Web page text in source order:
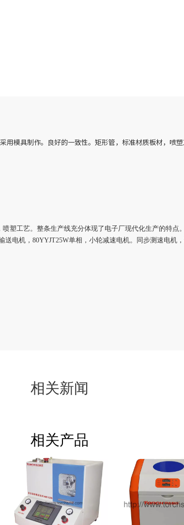
用模具制作。良好的一致性。矩形管，标准材质板材，喷
塑工艺。整条生产线充分体现了电子厂现代化生产的特点。
送电机，80YYJT25W单相，小轮减速电机。同步测速电机
相关新闻
相关产品